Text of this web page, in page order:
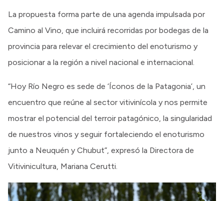
La propuesta forma parte de una agenda impulsada por
Camino al Vino, que incluirá recorridas por bodegas de la
provincia para relevar el crecimiento del enoturismo y
posicionar a la región a nivel nacional e internacional.
“Hoy Río Negro es sede de ‘Íconos de la Patagonia’, un
encuentro que reúne al sector vitivinícola y nos permite
mostrar el potencial del terroir patagónico, la singularidad
de nuestros vinos y seguir fortaleciendo el enoturismo
junto a Neuquén y Chubut”, expresó la Directora de
Vitivinicultura, Mariana Cerutti.